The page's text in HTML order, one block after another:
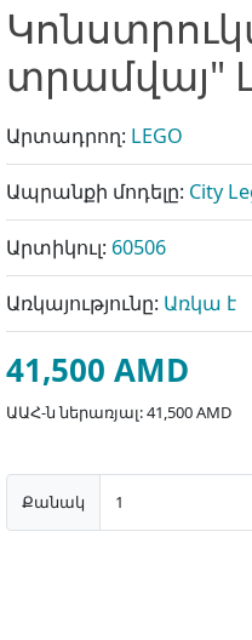
տրամվայ"
Արտադրող: LEGO
Ապրանքի մոդելը: City
Արտիկուլ: 60506
Առկայությունը: Առկա է
41,500 AMD
ԱԱՀ-ն ներառյալ: 41,500 AMD
Քանակ